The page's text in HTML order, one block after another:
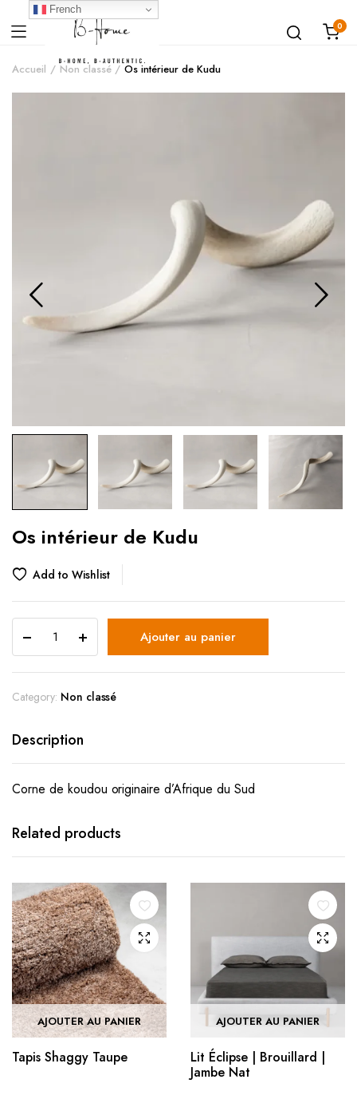
0
Accueil Non classé Os intérieur de Kudu
Os intérieur de Kudu
Add to Wishlist
Ajouter au panier
Category: Non classé
Description
Corne de koudou originaire d’Afrique du Sud
Related products
AJOUTER AU PANIER
Tapis Shaggy Taupe
AJOUTER AU PANIER
Lit Éclipse | Brouillard |
Jambe Nat
French